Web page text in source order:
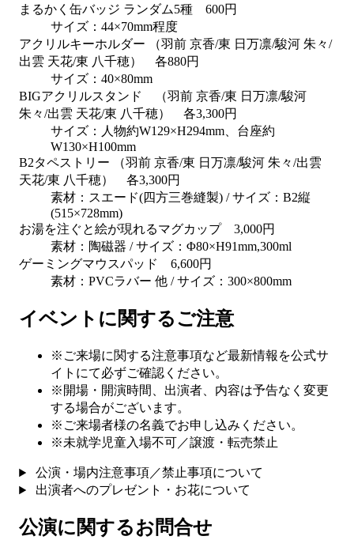
まるかく缶バッジ ランダム5種 600円
サイズ：44×70mm程度
アクリルキーホルダー （羽前 京香/東 日万凛/駿河 朱々/
出雲 天花/東 八千穂） 各880円
サイズ：40×80mm
BIGアクリルスタンド （羽前 京香/東 日万凛/駿河
朱々/出雲 天花/東 八千穂） 各3,300円
サイズ：人物約W129×H294mm、台座約
W130×H100mm
B2タペストリー （羽前 京香/東 日万凛/駿河 朱々/出雲
天花/東 八千穂） 各3,300円
素材：スエード(四方三巻縫製) / サイズ：B2縦
(515×728mm)
お湯を注ぐと絵が現れるマグカップ 3,000円
素材：陶磁器 / サイズ：Φ80×H91mm,300ml
ゲーミングマウスパッド 6,600円
素材：PVCラバー 他 / サイズ：300×800mm
イベントに関するご注意
※ご来場に関する注意事項など最新情報を公式サ
イトにて必ずご確認ください。
※開場・開演時間、出演者、内容は予告なく変更
する場合がございます。
※ご来場者様の名義でお申し込みください。
※未就学児童入場不可／譲渡・転売禁止
公演・場内注意事項／禁止事項について
出演者へのプレゼント・お花について
公演に関するお問合せ